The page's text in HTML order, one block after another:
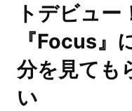
トデビュ
『Focus』
分を見ても
い